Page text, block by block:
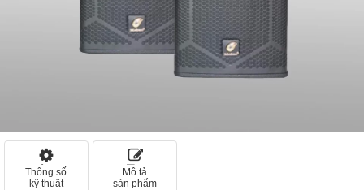
Thông số
kỹ thuật
Mô tả
sản phẩm